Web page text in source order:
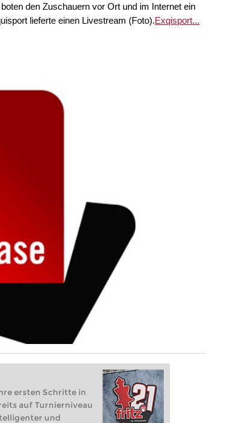
den Zuschauern vor Ort und im Internet ein
lieferte einen Livestream (Foto).Exqisport...
ersten Schritte in
auf Turnierniveau
und